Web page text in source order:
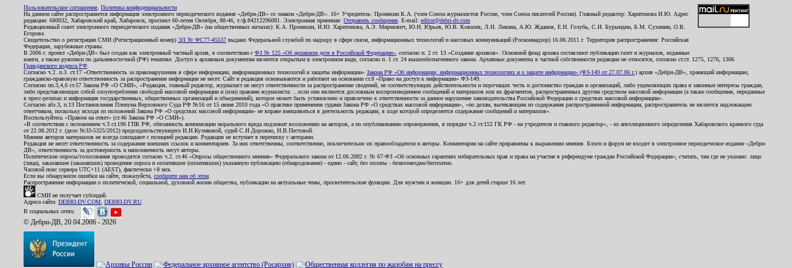
Пользовательское соглашение Политика конфиденциальности
На данном сайте распространяется информация электронного периодического издания «Дебри-ДВ» со знаком «Дебри-ДВ». 16+ Учредитель: Пронякин К.А. (член Союза журналистов России, член Союза писателей России). Главный редактор: Харитонова И.Ю. Адрес
редакции: 680032, Хабаровский край, Хабаровск, проспект 60-летия Октября, 88-46, т./ф.84212296081. Электронная приемная: Отправить сообщение . E-mail: editor@debri-dv.com
Редакционный совет электронного периодического издания «Дебри-ДВ» (на общественных началах): К.А. Пронякин, И.Ю. Харитонова, А.Э. Мирмович, Ю.Н. Юрьев, Ю.В. Ковалев, Л.Н. Левина, А.Ю. Жданов, Е.Н. Голубь, С.Н. Бурындин, Б.М. Сухинин, О.В.
Егорова
Свидетельство о регистрации СМИ (Регистрационный номер) ЭЛ № ФС77-45537 выдано Федеральной службой по надзору в сфере связи, информационных технологий и массовых коммуникаций (Роскомнадзор) 16.06.2011 г. Территория распространения: Российская
Федерация, зарубежные страны.
В 2006 г. проект «Дебри-ДВ» был создан как электронный частный архив, в соответствии с ФЗ № 125 «Об архивном деле в Российской Федерации» , согласно п. 2 ст. 13 «Создание архивов». Основной фонд архива составляют публикации газет и журналов, изданные
книги, а также рукописи по дальневосточной (РФ) тематике. Доступ к архивным документам является открытым в электронном виде, согласно п. 1 ст. 24 вышеобозначенного закона. Архивные документы к частной собственности редакции не относятся, согласно ст.ст. 1275, 1276, 1306
Гражданского кодекса РФ
Согласно ч.2. п.3. ст.17 «Ответственность за правонарушения в сфере информации, информационных технологий и защиты информации» Закона РФ «Об информации, информационных технологиях и о защите информации» (ФЗ-149 от 27.07.06 г.) архив «Дебри-ДВ», хранящий информацию,
гражданско-правовую ответственность за распространение информации не несет. Сайт и редакция основываются и работают на основании ст.8 «Право на доступ к информации» ФЗ-149.
Согласно пп.3,4,6 ст.57 Закона РФ «О СМИ», «Редакция, главный редактор, журналист не несут ответственности за распространение сведений, не соответствующих действительности и порочащих честь и достоинство граждан и организаций, либо ущемляющих права и законные интересы граждан,
либо представляющих собой злоупотребление свободой массовой информации и (или) правами журналиста: ...если они являются дословным воспроизведением сообщений и материалов или их фрагментов, распространенных другим средством массовой информации (а также сообщения, переданные
в пресс-релизах и информация государственных, общественных организаций и объединений), которое может быть установлено и привлечено к ответственности за данное нарушение законодательства Российской Федерации о средствах массовой информации».
Согласно абз.3, п.13 Постановления Пленума Верховного Суда РФ №16 от 15 июня 2010 года «О практике применения судами Закона РФ «О средствах массовой информации», «по делам, вытекающим из содержания распространенной информации, распространитель не является надлежащим
ответчиком, поскольку исходя из положений Закона РФ «О средствах массовой информации» не вправе вмешиваться в деятельность редакции, в ходе которой определяется содержание сообщений и материалов».
Воспользуйтесь «Правом на ответ» (ст.46 Закона РФ «О СМИ»).
«В соответствии с положением ч.3 ст.196 ГПК РФ, обязанность компенсации морального вреда подлежит возложению на авторов, а по опубликованию опровержения, в порядке ч.2 ст.152 ГК РФ - на учредителя и главного редактор», - из апелляционного определения Хабаровского краевого суда
от 22.08.2012 г. (дело №33-5325/2012) председательствующего И.И.Куликовой, судей С.И.Дорожко, Н.В.Пестовой.
Мнения авторов материалов не всегда совпадают с позицией редакции. Редакция не вступает в переписку с авторами.
Редакция не несет ответственность за содержание внешних ссылок и комментариев. За них ответственны, соответственно, исключительно их правообладатели и авторы. Комментарии на сайте приравнены к выражению мнения. Блоги и форум не входят в электронное периодическое издание «Дебри-
ДВ», ответственность за достоверность и наполняемость несут авторы.
Политические опросы/голосования проводятся согласно ч.2. ст.46 «Опросы общественного мнения» Федерального закона от 12.06.2002 г. № 67-ФЗ «Об основных гарантиях избирательных прав и права на участие в референдуме граждан Российской Федерации»; считать, там где не указано: лицо
(лица), заказавшее (заказавших) проведение опроса и оплатившее (оплативших) указанную публикацию (обнародование) - едино - сайт, без оплаты - безвозмездно/бесплатно.
Часовой пояс сервера UTC+11 (AEST), фактически +8 мск.
Если вы обнаружили ошибки на сайте, пожалуйста, сообщите нам об этом
Распространение информации о политической, социальной, духовной жизни общества, публикации на актуальные темы, просветительские функции. Для мужчин и женщин. 16+ для детей старше 16 лет.
СМИ не получает субсидий.
Адреса сайта: DEBRI-DV.COM DEBRI-DV.RU
В социальных сетях:
© Дебри-ДВ, 20.04.2006 - 2026